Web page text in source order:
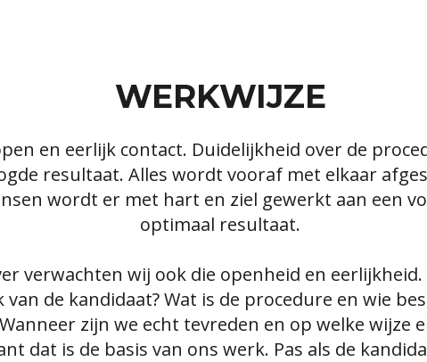
WERKWIJZE
en eerlijk contact. Duidelijkheid over de
resultaat. Alles wordt vooraf met elkaar
wordt er met hart en ziel gewerkt aan een
optimaal resultaat.
verwachten wij ook die openheid en
de kandidaat? Wat is de procedure en wie
zijn we echt tevreden en op welke wijze
dat is de basis van ons werk. Pas als de